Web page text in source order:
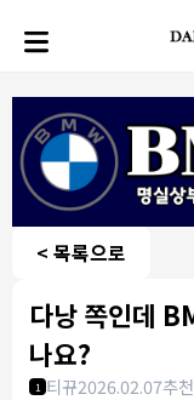
< 목록으로
다낭 쪽인데
나요?
1 티뀨2026.02.07추